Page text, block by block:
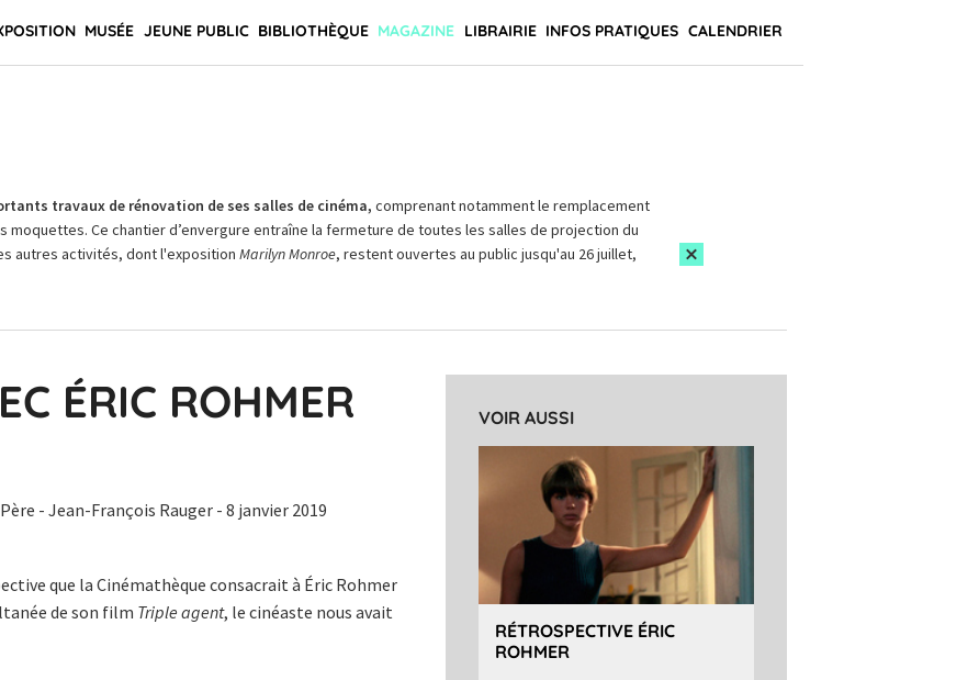
MUSÉE JEUNE PUBLIC BIBLIOTHÈQUE MAGAZINE LIBRAIRIE INFOS PRATIQUES CALENDRIER
travaux de rénovation de ses salles de cinéma, comprenant notamment le remplacement
moquettes. Ce chantier d’envergure entraîne la fermeture de toutes les salles de projection du
autres activités, dont l'exposition Marilyn Monroe, restent ouvertes au public jusqu'au 26 juillet,
ÉRIC ROHMER
- Jean-François Rauger - 8 janvier 2019
que la Cinémathèque consacrait à Éric Rohmer
de son film Triple agent, le cinéaste nous avait
VOIR AUSSI
RÉTROSPECTIVE ÉRIC
ROHMER